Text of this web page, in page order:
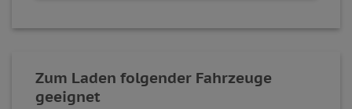
Zum Laden folgender Fahrzeuge
geeignet